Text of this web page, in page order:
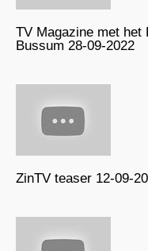
TV Magazine met het
Bussum 28-09-2022
ZinTV teaser 12-09-